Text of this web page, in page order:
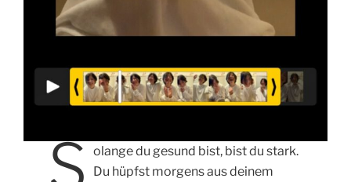
S olange du gesund bist, bist du stark.
Du hüpfst morgens aus deinem